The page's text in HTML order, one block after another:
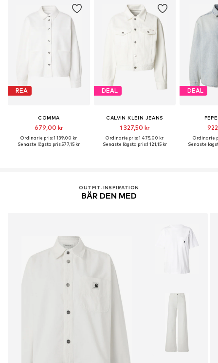
REA
COMMA
679,00 kr
Ordinarie pris: 1 139,00 kr
Senaste lägsta pris:577,15 kr
DEAL
CALVIN KLEIN JEANS
1 327,50 kr
Ordinarie pris: 1 475,00 kr
Senaste lägsta pris:1 121,15 kr
DEAL
Ordinarie
Senaste
OUTFIT-INSPIRATION
BÄR DEN MED